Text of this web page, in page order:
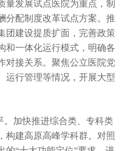
量发展试点医院为重点，制
分配制度改革试点方案。推
团建设提质扩面，完善政策
和一体化运行模式，明确各
对接关系。聚焦公立医院党
运行管理等情况，开展大型
。加快推进综合类、专科类
构建高原高峰学科群。对照